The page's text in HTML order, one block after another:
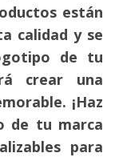
están
calidad y se
de tu
crear una
¡Haz
de tu marca
para